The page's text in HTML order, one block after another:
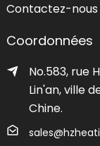
Contactez-nous
Coordonnées
No.583, rue
Lin'an, ville
Chine.